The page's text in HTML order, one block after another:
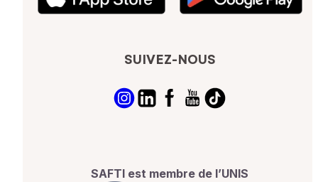
SUIVEZ-NOUS
SAFTI est membre de l’UNIS